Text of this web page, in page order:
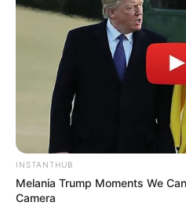
Azərbaycanda dəhşət:
müştərini ürəyindən
INSTANTHUB
Melania Trump Moments We
Camera